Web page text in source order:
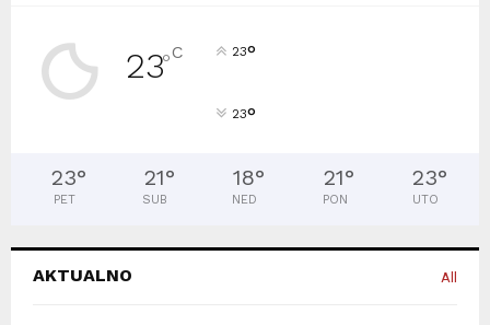
23°C 23°
23°
23°
PET
21°
SUB
18°
NED
21°
PON
23°
UTO
AKTUALNO All